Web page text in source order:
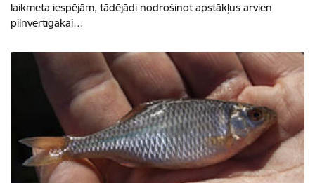
laikmeta iespējām, tādējādi nodrošinot apstākļus arvien
pilnvērtīgākai…